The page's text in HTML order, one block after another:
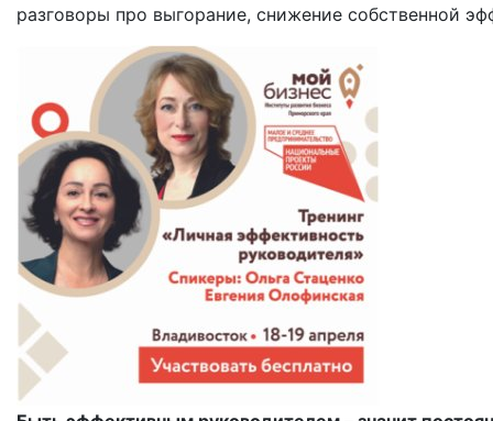
разговоры про выгорание, снижение собственной